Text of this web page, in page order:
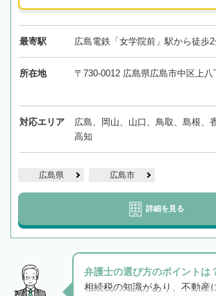
最寄駅 広島電鉄「女学院前」駅から徒歩2
所在地 〒730-0012 広島県広島市中区上
対応エリア
広島、岡山、山口、鳥取、島根、
高知
広島県 広島市
詳細を見る
弁護士の選び方のポイントは
相続税の知識があり、不動産